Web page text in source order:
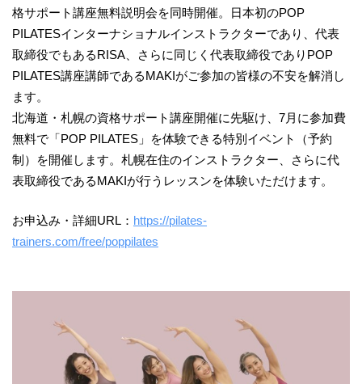
格サポート講座無料説明会を同時開催。日本初のPOP
PILATESインターナショナルインストラクターであり、代表
取締役でもあるRISA、さらに同じく代表取締役でありPOP
PILATES講座講師であるMAKIがご参加の皆様の不安を解消し
ます。
北海道・札幌の資格サポート講座開催に先駆け、7月に参加費
無料で「POP PILATES」を体験できる特別イベント（予約
制）を開催します。札幌在住のインストラクター、さらに代
表取締役であるMAKIが行うレッスンを体験いただけます。
お申込み・詳細URL： https://pilates-
trainers.com/free/poppilates